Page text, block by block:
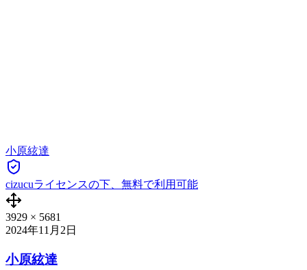
小原絃達
cizucuライセンスの下、無料で利用可能
3929 × 5681
2024年11月2日
小原絃達